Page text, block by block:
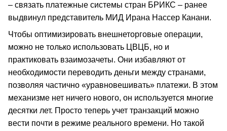
– связать платежные системы стран БРИКС – ранее
выдвинул представитель МИД Ирана Нассер Канани.
Чтобы оптимизировать внешнеторговые операции,
можно не только использовать ЦВЦБ, но и
практиковать взаимозачеты. Они избавляют от
необходимости переводить деньги между странами,
позволяя частично «уравновешивать» платежи. В этом
механизме нет ничего нового, он используется многие
десятки лет. Просто теперь учет транзакций можно
вести почти в режиме реального времени. Но такой